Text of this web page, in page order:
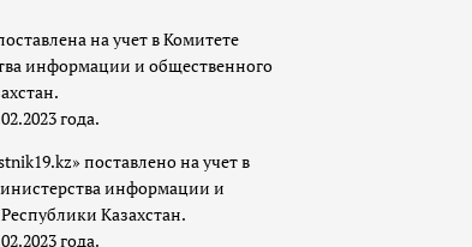
на учет в Комитете
информации и общественного
года.
поставлено на учет в
информации и
Казахстан.
года.